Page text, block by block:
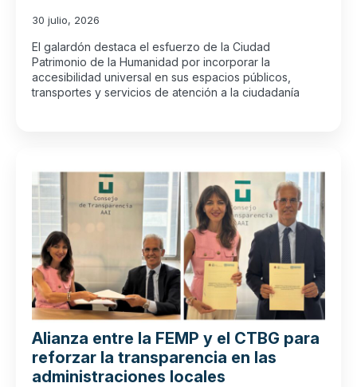
30 julio, 2026
El galardón destaca el esfuerzo de la Ciudad
Patrimonio de la Humanidad por incorporar la
accesibilidad universal en sus espacios públicos,
transportes y servicios de atención a la ciudadanía
Alianza entre la FEMP y el CTBG para
reforzar la transparencia en las
administraciones locales